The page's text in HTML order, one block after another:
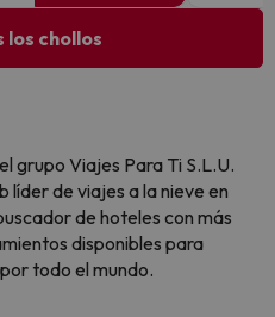
los chollos
grupo Viajes Para Ti S.L.U.
líder de viajes a la nieve en
de hoteles con más
disponibles para
todo el mundo.